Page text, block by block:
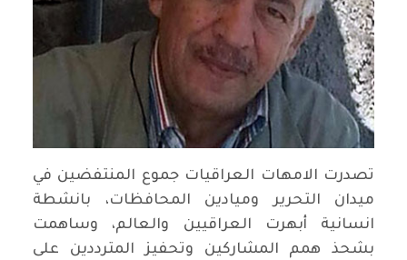
تصدرت الامهات العراقيات جموع المنتفضين في
ميدان التحرير وميادين المحافظات، بانشطة
انسانية أبهرت العراقيين والعالم، وساهمت
بشحذ همم المشاركين وتحفيز المترددين على